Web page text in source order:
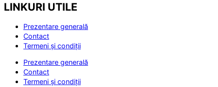
LINKURI UTILE
Prezentare generală
Contact
Termeni și condiții
Prezentare generală
Contact
Termeni și condiții